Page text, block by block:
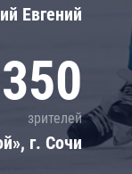
Евгений
350
зрителей
г. Сочи